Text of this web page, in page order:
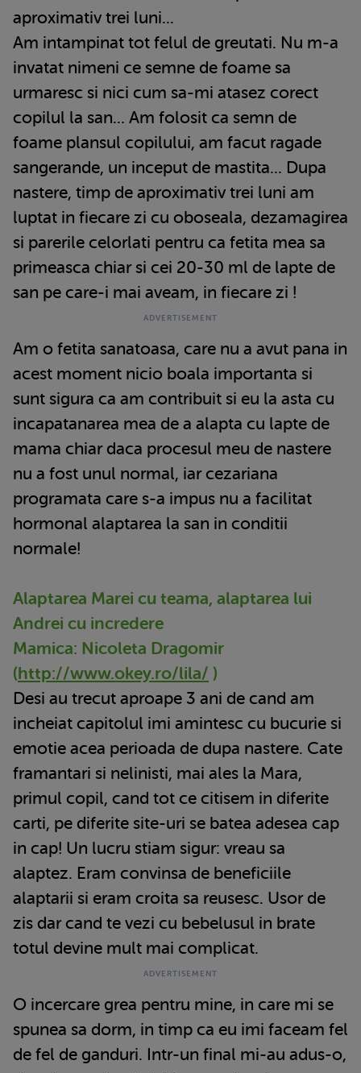
aproximativ trei luni...
Am intampinat tot felul de greutati. Nu m-a
invatat nimeni ce semne de foame sa
urmaresc si nici cum sa-mi atasez corect
copilul la san... Am folosit ca semn de
foame plansul copilului, am facut ragade
sangerande, un inceput de mastita... Dupa
nastere, timp de aproximativ trei luni am
luptat in fiecare zi cu oboseala, dezamagirea
si parerile celorlati pentru ca fetita mea sa
primeasca chiar si cei 20-30 ml de lapte de
san pe care-i mai aveam, in fiecare zi !
Am o fetita sanatoasa, care nu a avut pana in
acest moment nicio boala importanta si
sunt sigura ca am contribuit si eu la asta cu
incapatanarea mea de a alapta cu lapte de
mama chiar daca procesul meu de nastere
nu a fost unul normal, iar cezariana
programata care s-a impus nu a facilitat
hormonal alaptarea la san in conditii
normale!
Alaptarea Marei cu teama, alaptarea lui
Andrei cu incredere
Mamica: Nicoleta Dragomir
(http://www.okey.ro/lila/ )
Desi au trecut aproape 3 ani de cand am
incheiat capitolul imi amintesc cu bucurie si
emotie acea perioada de dupa nastere. Cate
framantari si nelinisti, mai ales la Mara,
primul copil, cand tot ce citisem in diferite
carti, pe diferite site-uri se batea adesea cap
in cap! Un lucru stiam sigur: vreau sa
alaptez. Eram convinsa de beneficiile
alaptarii si eram croita sa reusesc. Usor de
zis dar cand te vezi cu bebelusul in brate
totul devine mult mai complicat.
O incercare grea pentru mine, in care mi se
spunea sa dorm, in timp ca eu imi faceam fel
de fel de ganduri. Intr-un final mi-au adus-o,